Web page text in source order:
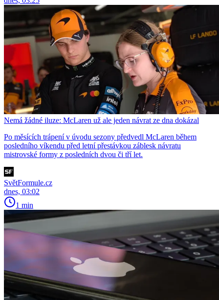
Nemá žádné iluze: McLaren už ale jeden návrat ze dna dokázal
Po měsících trápení v úvodu sezony předvedl McLaren během
posledního víkendu před letní přestávkou záblesk návratu
mistrovské formy z posledních dvou či tří let.
SvětFormule.cz
dnes, 03:02
1 min